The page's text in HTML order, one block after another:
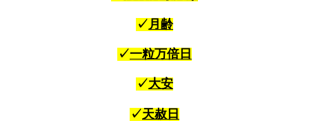
✓月齢
✓一粒万倍日
✓大安
✓天赦日